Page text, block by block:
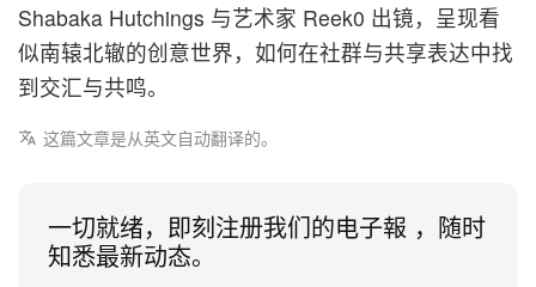
Shabaka Hutchings 与艺术家 Reek0 出镜，呈现看
似南辕北辙的创意世界，如何在社群与共享表达中找
到交汇与共鸣。
这篇文章是从英文自动翻译的。
一切就绪，即刻注册我们的电子報 ，随时
知悉最新动态。